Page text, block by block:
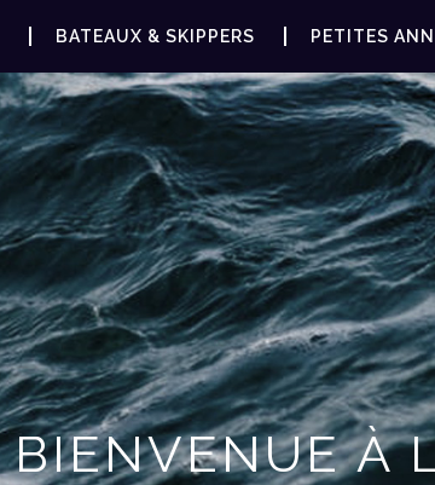
BATEAUX & SKIPPERS PETITES
BIENVENUE À